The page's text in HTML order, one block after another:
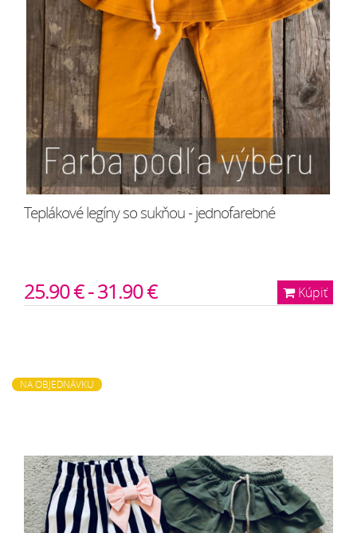
Teplákové legíny so sukňou - jednofarebné
Kúpiť
25.90 € - 31.90 €
NA OBJEDNÁVKU